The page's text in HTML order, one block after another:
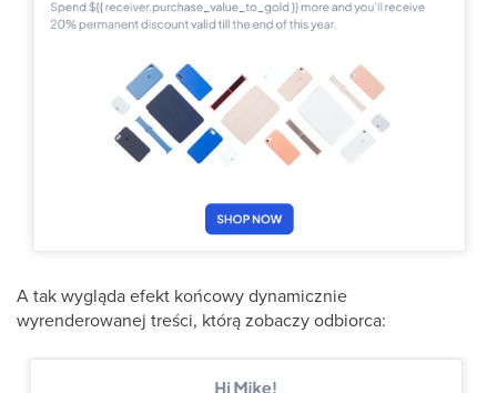
A tak wygląda efekt końcowy dynamicznie
wyrenderowanej treści, którą zobaczy odbiorca: